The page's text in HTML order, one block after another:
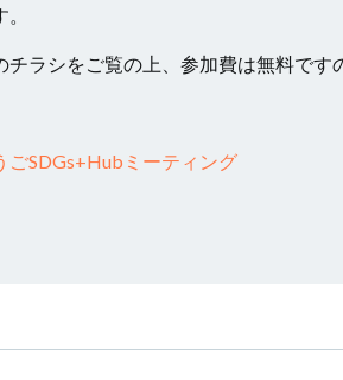
ラシをご覧の上、参加費は無料です
ごSDGs+Hubミーティング